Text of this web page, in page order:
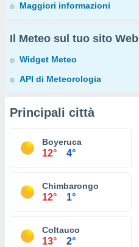
Maggiori informazioni
Il Meteo sul tuo sito Web
Widget Meteo
API di Meteorologia
Principali città
Boyeruca
12° 4°
Chimbarongo
12° 1°
Coltauco
13° 2°